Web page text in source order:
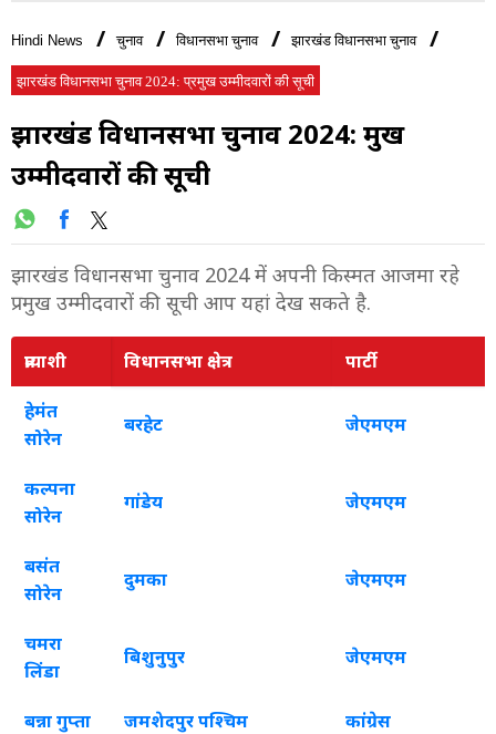
Hindi News चुनाव विधानसभा चुनाव झारखंड विधानसभा चुनाव
झारखंड विधानसभा चुनाव 2024: प्रमुख उम्मीदवारों की सूची
झारखंड विधानसभा चुनाव 2024: प्रमुख
उम्मीदवारों की सूची
झारखंड विधानसभा चुनाव 2024 में अपनी किस्मत आजमा रहे
प्रमुख उम्मीदवारों की सूची आप यहां देख सकते है.
प्रत्याशी विधानसभा क्षेत्र पार्टी
हेमंत
सोरेन
बरहेट जेएमएम
कल्पना
सोरेन
गांडेय जेएमएम
बसंत
सोरेन
दुमका जेएमएम
चमरा
लिंडा
बिशुनुपुर जेएमएम
बन्ना गुप्ता जमशेदपुर पश्चिम कांग्रेस